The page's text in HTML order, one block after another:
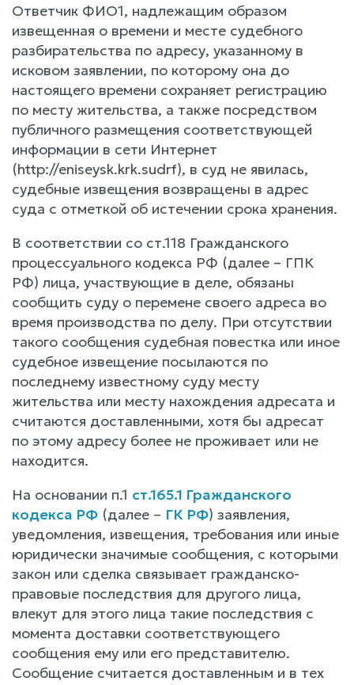
Ответчик ФИО1, надлежащим образом
извещенная о времени и месте судебного
разбирательства по адресу, указанному в
исковом заявлении, по которому она до
настоящего времени сохраняет регистрацию
по месту жительства, а также посредством
публичного размещения соответствующей
информации в сети Интернет
(http://eniseysk.krk.sudrf), в суд не явилась,
судебные извещения возвращены в адрес
суда с отметкой об истечении срока хранения.
В соответствии со ст.118 Гражданского
процессуального кодекса РФ (далее – ГПК
РФ) лица, участвующие в деле, обязаны
сообщить суду о перемене своего адреса во
время производства по делу. При отсутствии
такого сообщения судебная повестка или иное
судебное извещение посылаются по
последнему известному суду месту
жительства или месту нахождения адресата и
считаются доставленными, хотя бы адресат
по этому адресу более не проживает или не
находится.
На основании п.1 ст.165.1 Гражданского
кодекса РФ (далее – ГК РФ) заявления,
уведомления, извещения, требования или иные
юридически значимые сообщения, с которыми
закон или сделка связывает гражданско-
правовые последствия для другого лица,
влекут для этого лица такие последствия с
момента доставки соответствующего
сообщения ему или его представителю.
Сообщение считается доставленным и в тех